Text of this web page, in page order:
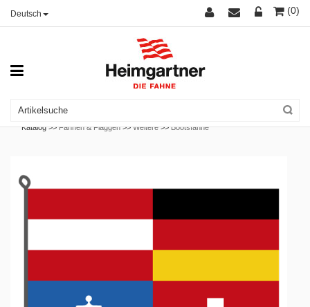
Deutsch (0)
Katalog >>Fahnen & Flaggen >>Weitere >>Bootsfahne